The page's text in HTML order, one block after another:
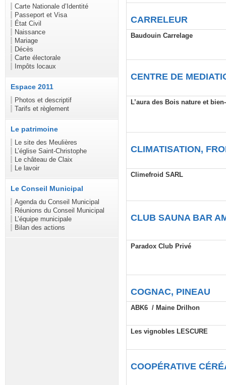
Carte Nationale d’Identité
Passeport et Visa
État Civil
Naissance
Mariage
Décès
Carte électorale
Impôts locaux
Espace 2011
Photos et descriptif
Tarifs et règlement
Le patrimoine
Le site des Meulières
L’église Saint-Christophe
Le château de Claix
Le lavoir
Le Conseil Municipal
Agenda du Conseil Municipal
Réunions du Conseil Municipal
L’équipe municipale
Bilan des actions
CARRELEUR
Baudouin Carrelage
CENTRE DE
L’aura des Bois nature et
CLIMATISATION,
Climefroid SARL
CLUB SAUNA BAR
Paradox Club Privé
COGNAC, PINEAU
ABK6 / Maine Drilhon
Les vignobles LESCURE
COOPÉRATIVE